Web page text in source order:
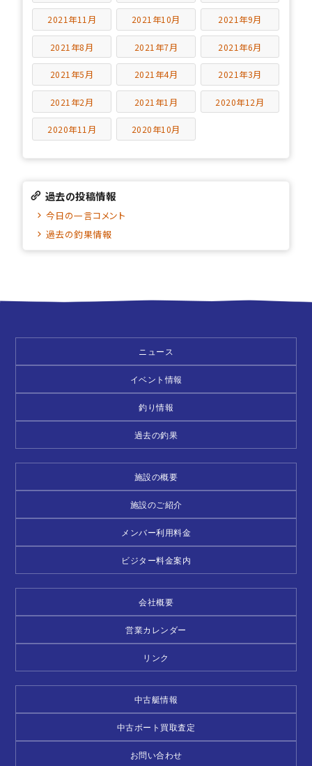
2021年11月 2021年10月 2021年9月
2021年8月 2021年7月 2021年6月
2021年5月 2021年4月 2021年3月
2021年2月 2021年1月 2020年12月
2020年11月 2020年10月
過去の投稿情報
今日の一言コメント
過去の釣果情報
ニュース
イベント情報
釣り情報
過去の釣果
施設の概要
施設のご紹介
メンバー利用料金
ビジター料金案内
会社概要
営業カレンダー
リンク
中古艇情報
中古ボート買取査定
お問い合わせ